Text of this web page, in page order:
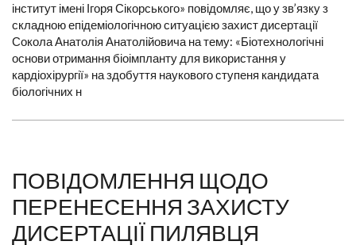
інститут імені Ігоря Сікорського» повідомляє, що у зв’язку з
складною епідеміологічною ситуацією захист дисертації
Сокола Анатолія Анатолійовича на тему: «Біотехнологічні
основи отримання біоімпланту для використання у
кардіохірургії» на здобуття наукового ступеня кандидата
біологічних н
ПОВІДОМЛЕННЯ ЩОДО
ПЕРЕНЕСЕННЯ ЗАХИСТУ
ДИСЕРТАЦІЇ ПИЛЯВЦЯ